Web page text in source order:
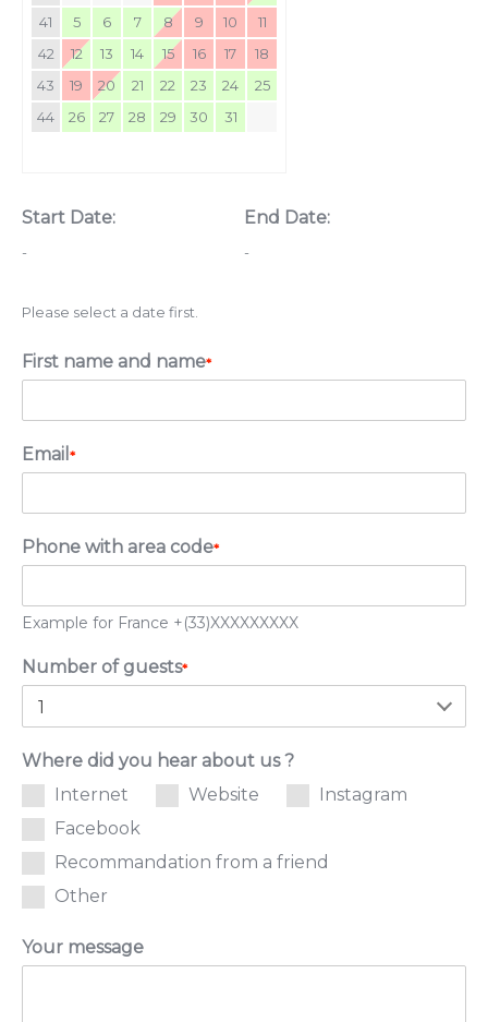
41
5 6 7 8 9 10
11
42
12 13 14 15 16 17
18
43
19 20 21 22 23 24
25
44
26 27 28 29 30 31
Start Date:
-
End Date:
-
Please select a date first.
First name and name*
Email *
Phone with area code*
Example for France +(33)XXXXXXXXX
Number of guests*
Where did you hear about us ?
Internet
Website
Instagram
Facebook
Recommandation from a friend
Other
Your message